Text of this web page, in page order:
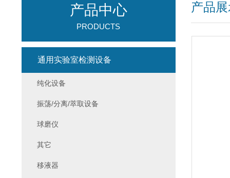
产品
产品中心
PRODUCTS
通用实验室检测设备
纯化设备
振荡/分离/萃取设备
球磨仪
其它
移液器